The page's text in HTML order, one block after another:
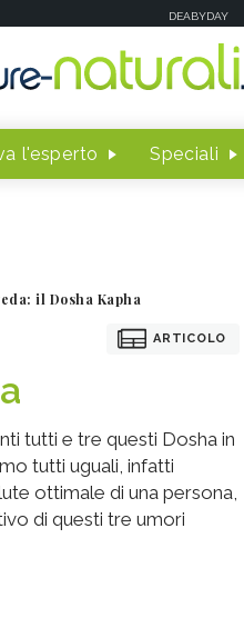
DEABYDAY
l'esperto Speciali
il Dosha Kapha
ARTICOLO
tutti e tre questi Dosha in
tutti uguali, infatti
ottimale di una persona,
di questi tre umori